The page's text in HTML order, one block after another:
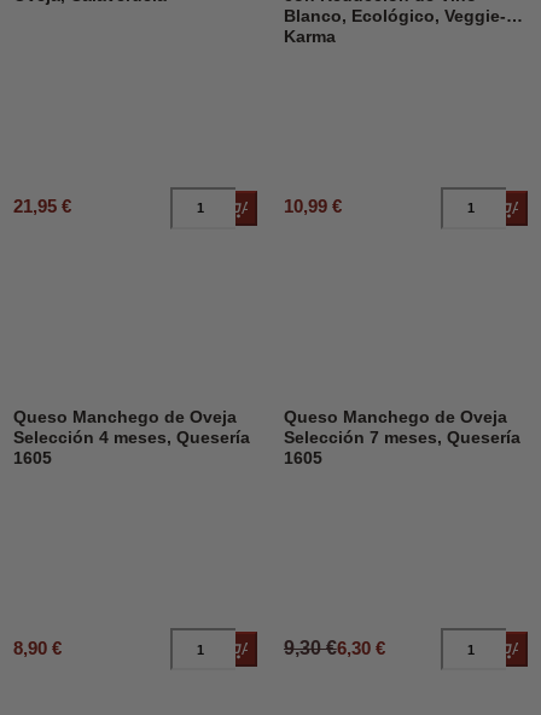
21,95 € Añadir al carrito
Blanco, Ecológico, Veggie-
Karma
10,99 €
Queso Manchego de Oveja
Selección 4 meses, Quesería
1605
8,90 € Añadir al carrito
DESCUENTO32%
Queso Manchego de Oveja
Selección 7 meses, Quesería
1605
9,30 €6,30 €